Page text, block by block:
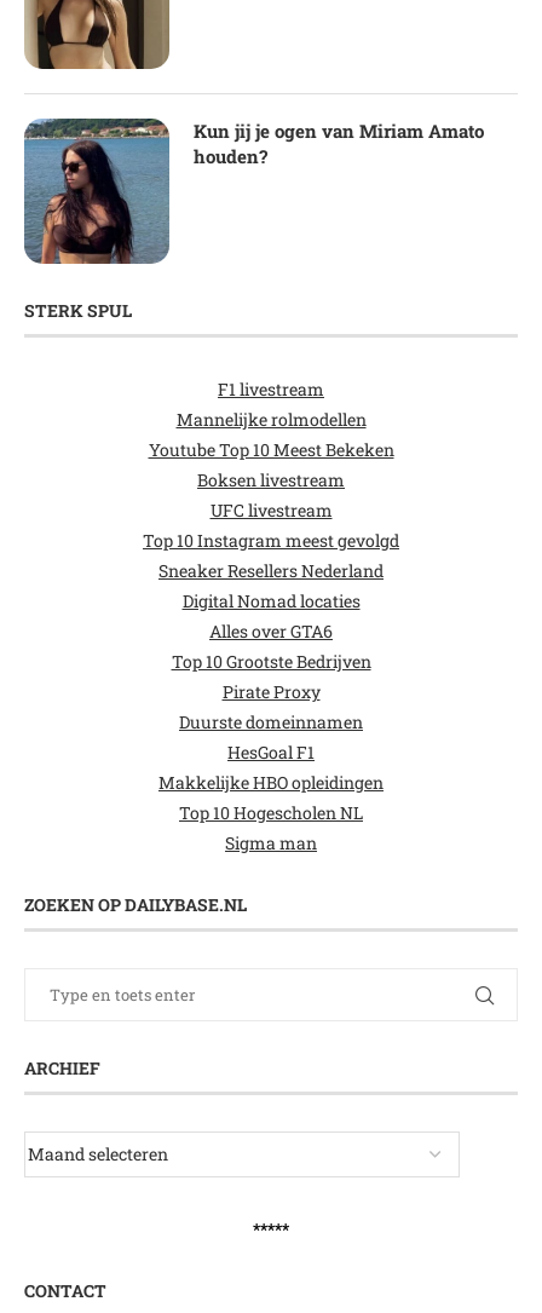
Kun jij je ogen van Miriam Amato
houden?
STERK SPUL
F1 livestream
Mannelijke rolmodellen
Youtube Top 10 Meest Bekeken
Boksen livestream
UFC livestream
Top 10 Instagram meest gevolgd
Sneaker Resellers Nederland
Digital Nomad locaties
Alles over GTA6
Top 10 Grootste Bedrijven
Pirate Proxy
Duurste domeinnamen
HesGoal F1
Makkelijke HBO opleidingen
Top 10 Hogescholen NL
Sigma man
ZOEKEN OP DAILYBASE.NL
ARCHIEF
*****
CONTACT